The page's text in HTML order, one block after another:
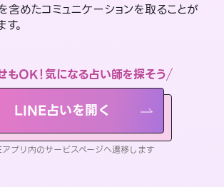
含めたコミュニケーションを取ることが
。
もOK！気になる占い師を探そう
LINE占いを開く
プリ内のサービスページへ遷移します